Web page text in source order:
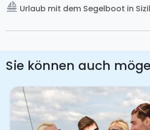
sailing Urlaub mit dem Segelboot in
Sie können auch